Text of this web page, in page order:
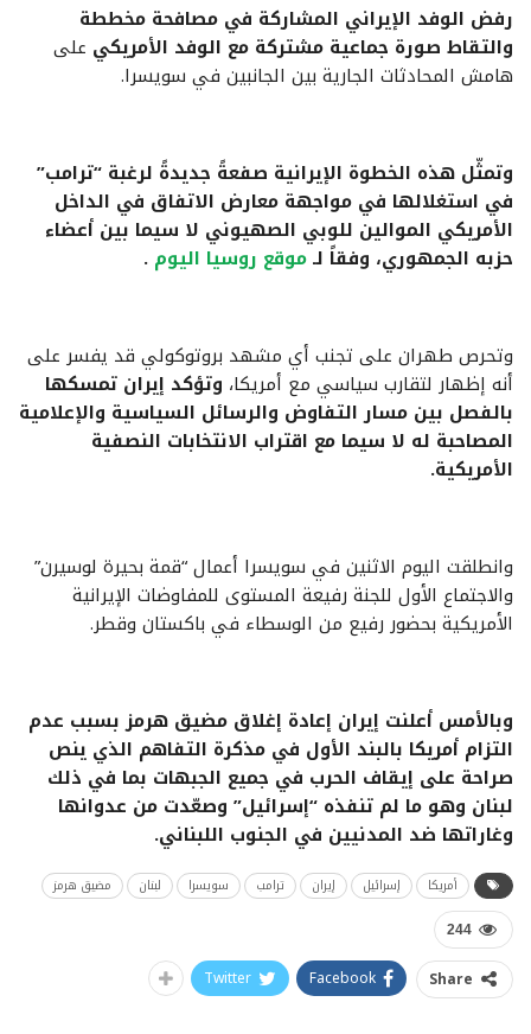
رفض الوفد الإيراني المشاركة في مصافحة مخططة
والتقاط صورة جماعية مشتركة مع الوفد الأمريكي على
هامش المحادثات الجارية بين الجانبين في سويسرا.
وتمثّل هذه الخطوة الإيرانية صفعةً جديدةً لرغبة “ترامب”
في استغلالها في مواجهة معارض الاتفاق في الداخل
الأمريكي الموالين للوبي الصهيوني لا سيما بين أعضاء
حزبه الجمهوري، وفقاً لـموقع روسيا اليوم .
وتحرص طهران على تجنب أي مشهد بروتوكولي قد يفسر على
أنه إظهار لتقارب سياسي مع أمريكا، وتؤكد إيران تمسكها
بالفصل بين مسار التفاوض والرسائل السياسية والإعلامية
المصاحبة له لا سيما مع اقتراب الانتخابات النصفية
الأمريكية.
وانطلقت اليوم الاثنين في سويسرا أعمال “قمة بحيرة لوسيرن”
والاجتماع الأول للجنة رفيعة المستوى للمفاوضات الإيرانية
الأمريكية بحضور رفيع من الوسطاء في باكستان وقطر.
وبالأمس أعلنت إيران إعادة إغلاق مضيق هرمز بسبب عدم
التزام أمريكا بالبند الأول في مذكرة التفاهم الذي ينص
صراحة على إيقاف الحرب في جميع الجبهات بما في ذلك
لبنان وهو ما لم تنفذه “إسرائيل” وصعّدت من عدوانها
وغاراتها ضد المدنيين في الجنوب اللبناني.
أمريكا إسرائيل إيران ترامب سويسرا لبنان مضيق هرمز
244
Share
Facebook
Twitter